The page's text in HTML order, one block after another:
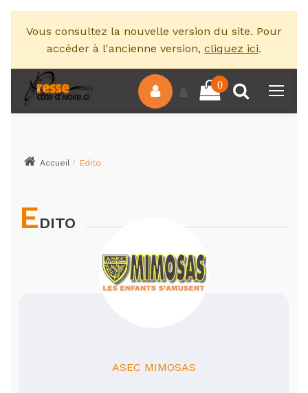
Vous consultez la nouvelle version du site. Pour
accéder à l'ancienne version, cliquez ici.
0
Accueil Edito
EDITO
ASEC MIMOSAS